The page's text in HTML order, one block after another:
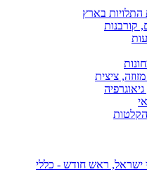
בארץ
קורבנות
ציצית
ישראל, ראש חודש - כללי